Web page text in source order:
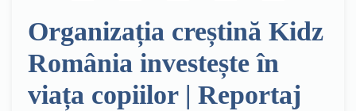
Organizația creștină Kidz
România investește în
viața copiilor | Reportaj